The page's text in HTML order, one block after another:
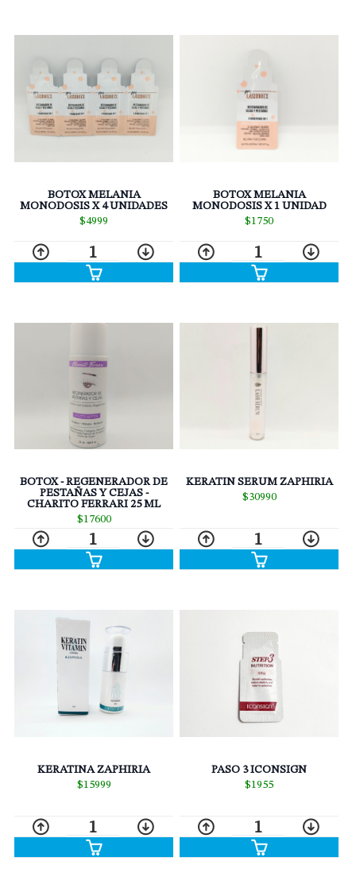
BOTOX MELANIA
MONODOSIS X 4 UNIDADES
$4999
1
BOTOX MELANIA
MONODOSIS X 1 UNIDAD
$1750
1
BOTOX - REGENERADOR DE
PESTAÑAS Y CEJAS -
CHARITO FERRARI 25 ML
$17600
1
KERATIN SERUM ZAPHIRIA
$30990
1
KERATINA ZAPHIRIA
$15999
1
PASO 3 ICONSIGN
$1955
1